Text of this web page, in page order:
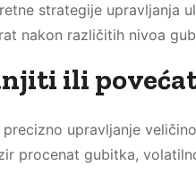
strategije upravljanja
nakon različitih nivoa
ili
upravljanje
procenat gubitka,